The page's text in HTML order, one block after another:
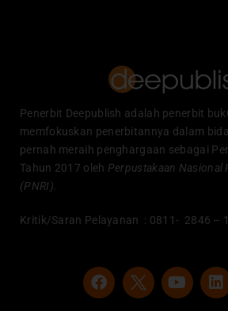
Penerbit Deepublish adalah penerbit
memfokuskan penerbitannya dalam
pernah meraih penghargaan sebagai
Tahun 2017 oleh Perpustakaan Nasional
(PNRI).
Kritik/Saran Pelayanan : 0811- 2846 –
F
a
Y
o
L
i